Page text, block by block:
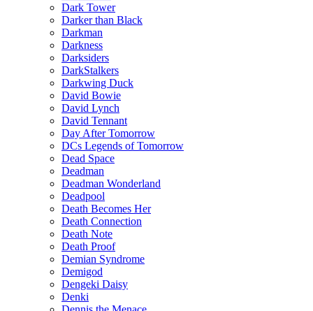
Dark Tower
Darker than Black
Darkman
Darkness
Darksiders
DarkStalkers
Darkwing Duck
David Bowie
David Lynch
David Tennant
Day After Tomorrow
DCs Legends of Tomorrow
Dead Space
Deadman
Deadman Wonderland
Deadpool
Death Becomes Her
Death Connection
Death Note
Death Proof
Demian Syndrome
Demigod
Dengeki Daisy
Denki